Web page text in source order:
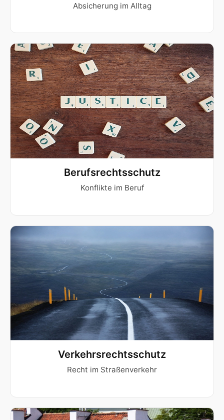
Absicherung im Alltag
Berufsrechtsschutz
Konflikte im Beruf
Verkehrsrechtsschutz
Recht im Straßenverkehr